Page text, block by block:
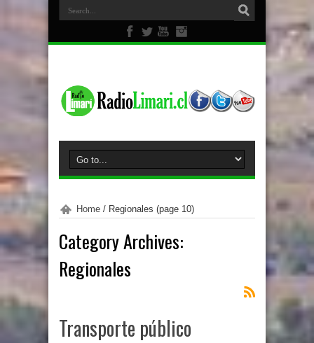
Home / Regionales (page 10)
Category Archives:
Regionales
Transporte público